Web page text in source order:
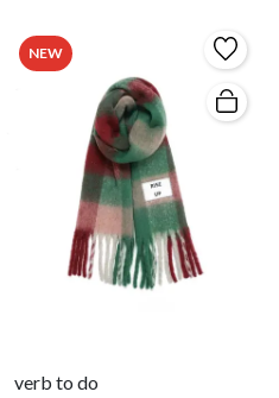
NEW
verb to do